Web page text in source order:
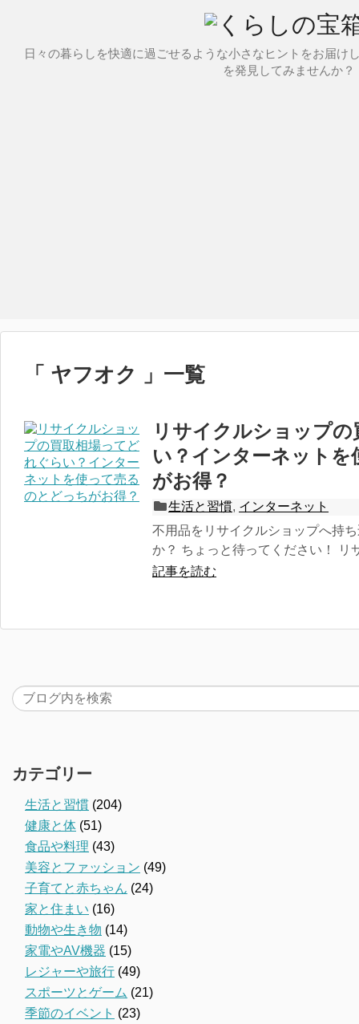
日々の暮らしを快適に過ごせるような小さなヒントをお届け
を発見してみませんか？
「 ヤフオク 」一覧
リサイクルショップ
い？インターネット
がお得？
生活と習慣, インターネット
不用品をリサイクルショップへ持
か？ ちょっと待ってください！ リ
記事を読む
カテゴリー
生活と習慣 (204)
健康と体 (51)
食品や料理 (43)
美容とファッション (49)
子育てと赤ちゃん (24)
家と住まい (16)
動物や生き物 (14)
家電やAV機器 (15)
レジャーや旅行 (49)
スポーツとゲーム (21)
季節のイベント (23)